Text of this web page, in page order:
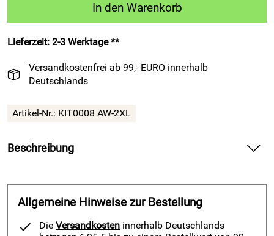
In den Warenkorb
Lieferzeit: 2-3 Werktage **
Versandkostenfrei ab 99,- EURO innerhalb
Deutschlands
Artikel-Nr.: KIT0008 AW-2XL
Beschreibung
bieten dynamischen Tragekomfort für Training und Spiel.
Spüre bei diesem Fußball-Kurzarm-Trikot-Set die weiche,
hautfreundliche Qualität von 100 Prozent Polyester direkt
Allgemeine Hinweise zur Bestellung
Die Versandkosten innerhalb Deutschlands